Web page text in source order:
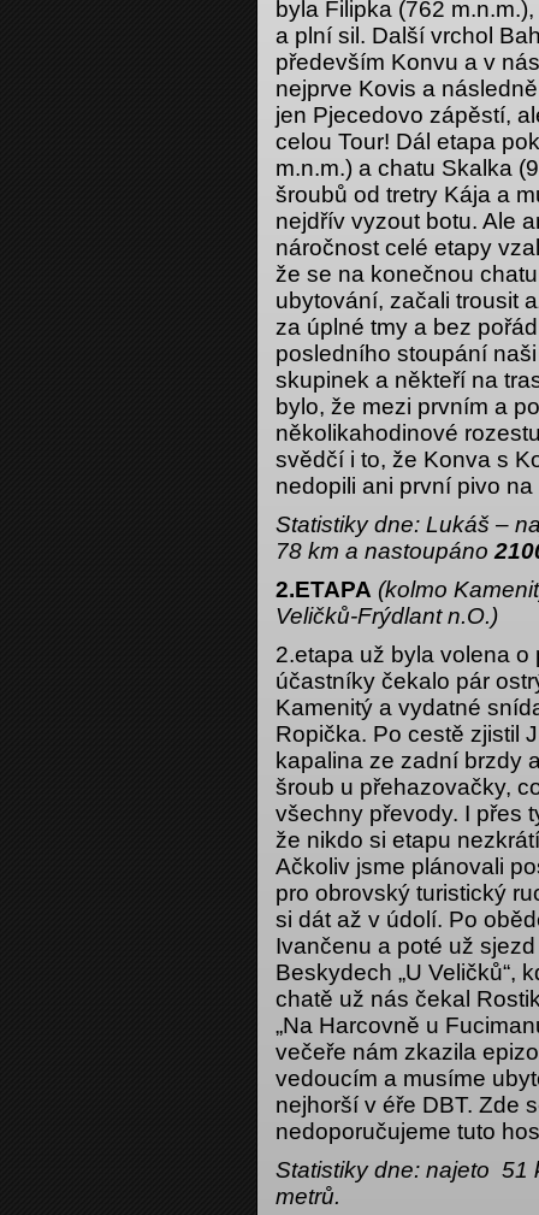
byla Filipka (762
a plní sil. Další vrchol
především Konvu a v
nejprve Kovis a
jen Pjecedovo zápěstí,
celou Tour! Dál etapa
m.n.m.) a chatu Skalka
šroubů od tretry Kája a
nejdřív vyzout botu. Ale
náročnost celé etapy
že se na konečnou
ubytování, začali trousit
za úplné tmy a bez
posledního stoupání
skupinek a někteří na
bylo, že mezi prvním a
několikahodinové
svědčí i to, že Konva s
nedopili ani první pivo
Statistiky dne: Lukáš –
78 km a nastoupáno
2.ETAPA (kolmo
Veličků-Frýdlant n.O.)
2.etapa už byla volena
účastníky čekalo pár
Kamenitý a vydatné
Ropička. Po cestě zjistil
kapalina ze zadní brzdy
šroub u přehazovačky,
všechny převody. I přes
že nikdo si etapu
Ačkoliv jsme plánovali
pro obrovský turistický
si dát až v údolí. Po
Ivančenu a poté už
Beskydech „U Veličků“,
chatě už nás čekal
„Na Harcovně u
večeře nám zkazila
vedoucím a musíme
nejhorší v éře DBT. Zde
nedoporučujeme tuto
Statistiky dne: najeto 51
metrů.